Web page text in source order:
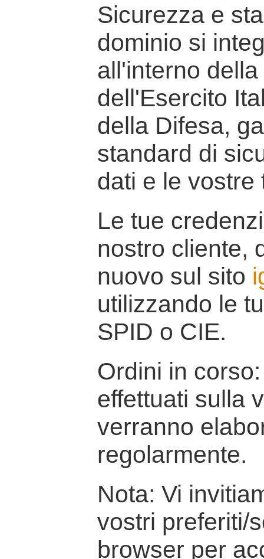
Sicurezza e
dominio si
all'interno
dell'Esercito
della Difesa,
standard di
dati e le vostre
Le tue
nostro cliente,
nuovo sul sito
utilizzando le
SPID o CIE.
Ordini in
effettuati sulla
verranno
regolarmente.
Nota: Vi
vostri preferiti/
browser per